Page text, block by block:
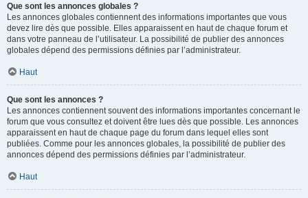
Que sont les annonces globales ?
Les annonces globales contiennent des informations importantes que vous
devez lire dès que possible. Elles apparaissent en haut de chaque forum et
dans votre panneau de l’utilisateur. La possibilité de publier des annonces
globales dépend des permissions définies par l’administrateur.
Haut
Que sont les annonces ?
Les annonces contiennent souvent des informations importantes concernant le
forum que vous consultez et doivent être lues dès que possible. Les annonces
apparaissent en haut de chaque page du forum dans lequel elles sont
publiées. Comme pour les annonces globales, la possibilité de publier des
annonces dépend des permissions définies par l’administrateur.
Haut